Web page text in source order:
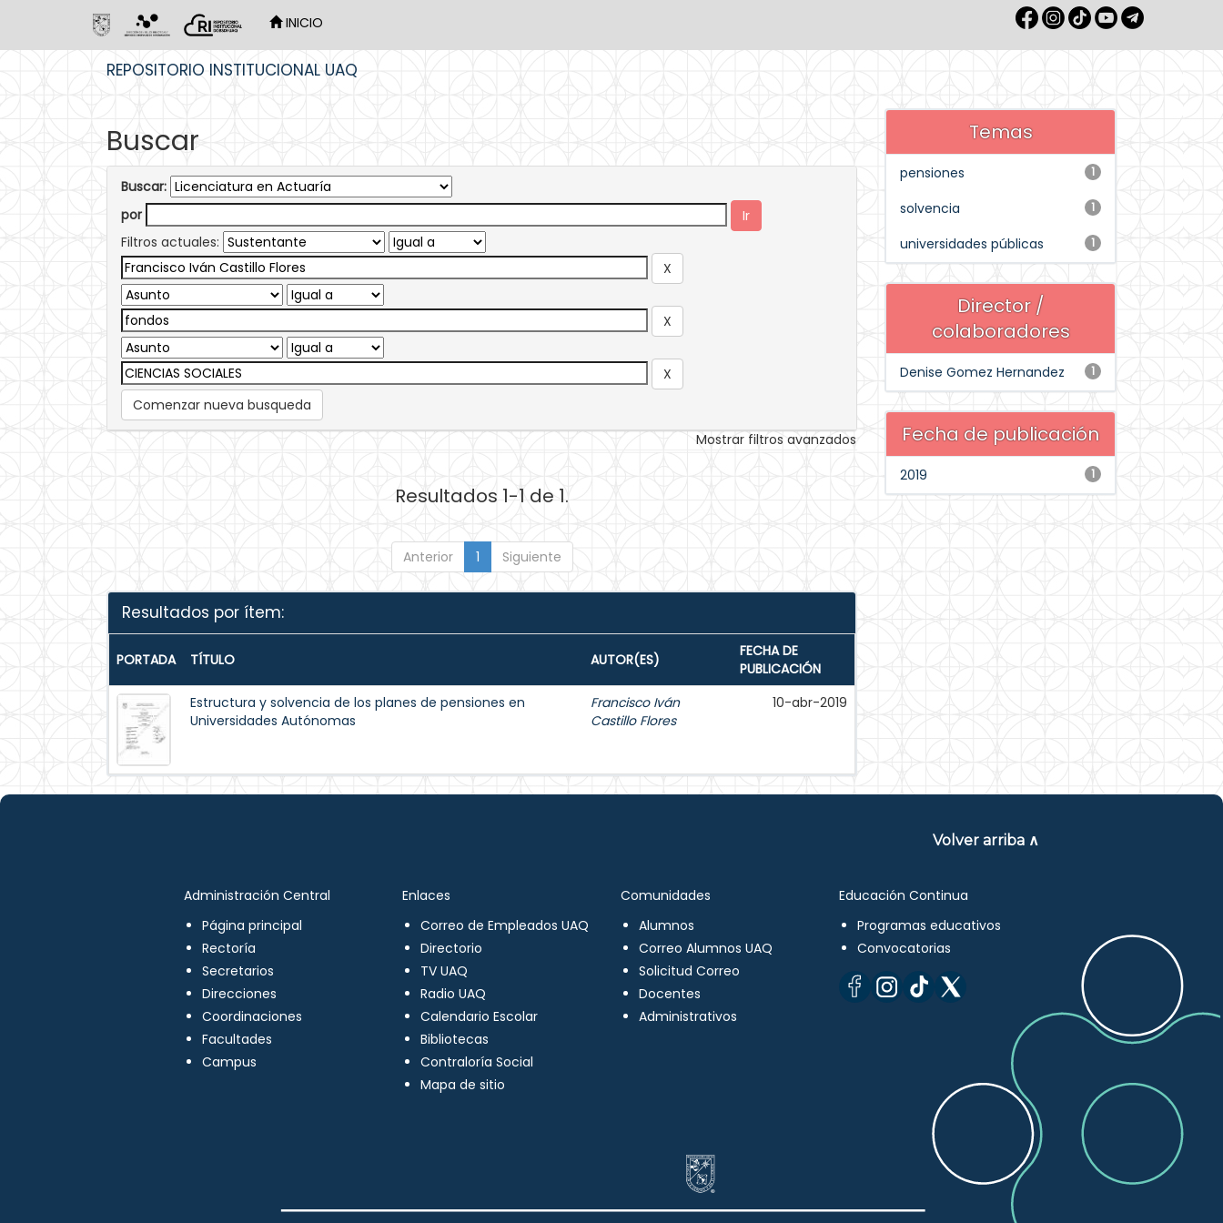
INICIO
REPOSITORIO INSTITUCIONAL UAQ
Buscar
Buscar:
por
Filtros actuales:
Comenzar nueva busqueda
Mostrar filtros avanzados
Resultados 1-1 de 1.
Anterior 1 Siguiente
Resultados por ítem:
PORTADA TÍTULO AUTOR(ES)
FECHA DE
PUBLICACIÓN
Estructura y solvencia de los planes de pensiones en
Universidades Autónomas
Francisco Iván
Castillo Flores
10-abr-2019
Temas
1
pensiones
1
solvencia
1
universidades públicas
Director /
colaboradores
1
Denise Gomez Hernandez
Fecha de publicación
1
2019
Volver arriba ∧
Administración Central
Página principal
Rectoría
Secretarios
Direcciones
Coordinaciones
Facultades
Campus
Enlaces
Correo de Empleados UAQ
Directorio
TV UAQ
Radio UAQ
Calendario Escolar
Bibliotecas
Contraloría Social
Mapa de sitio
Comunidades
Alumnos
Correo Alumnos UAQ
Solicitud Correo
Docentes
Administrativos
Educación Continua
Programas educativos
Convocatorias